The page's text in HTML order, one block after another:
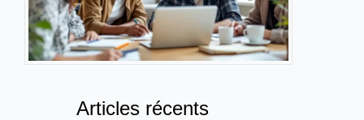
Articles récents